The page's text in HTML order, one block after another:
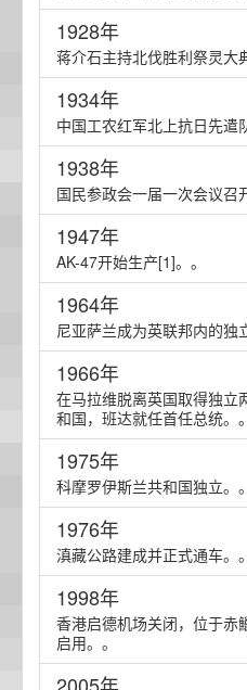
1928年
蒋介石主持北伐胜利祭灵大
1934年
中国工农红军北上抗日先遣
1938年
国民参政会一届一次会议召
1947年
AK-47开始生产[1]。。
1964年
尼亚萨兰成为英联邦内的独
1966年
在马拉维脱离英国取得独立
和国，班达就任首任总统。。
1975年
科摩罗伊斯兰共和国独立。。
1976年
滇藏公路建成并正式通车。。
1998年
香港启德机场关闭，位于赤
启用。。